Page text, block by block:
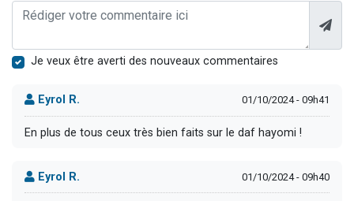
Je veux être averti des nouveaux commentaires
Eyrol R. 01/10/2024 - 09h41
En plus de tous ceux très bien faits sur le daf hayomi !
Eyrol R. 01/10/2024 - 09h40